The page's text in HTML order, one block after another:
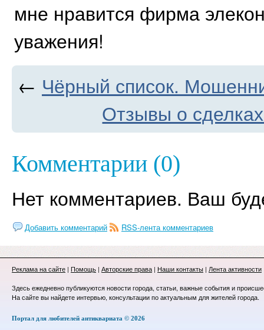
мне нравится фирма
уважения!
← Чёрный список.
Отзывы о
Комментарии (0)
Нет комментариев. Ваш
Добавить комментарий RSS-лента комментариев
Реклама на сайте | Помощь | Авторские права | Наши контакты | Лента активности
Здесь ежедневно публикуются новости города, статьи, важные события и
На сайте вы найдете интервью, консультации по актуальным для жителей города.
Портал для любителей антиквариата © 2026